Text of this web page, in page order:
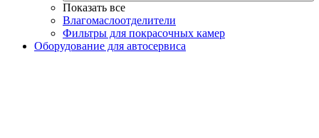
Показать все
Влагомаслоотделители
Фильтры для покрасочных камер
Оборудование для автосервиса